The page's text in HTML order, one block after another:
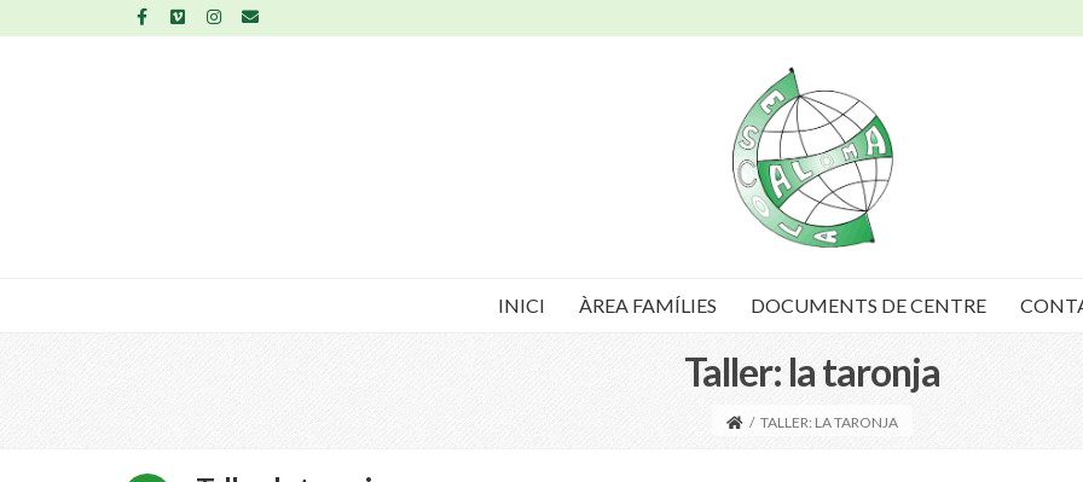
INICI ÀREA FAMÍLIES DOCUMENTS DE CENTRE
Taller: la taronja
/ TALLER: LA TARONJA